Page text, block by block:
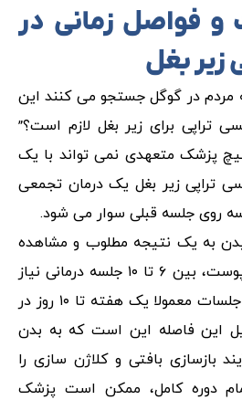
و فواصل زمانی در
زیر بغل
مردم در گوگل جستجو می کنند این
تراپی برای زیر بغل لازم است؟”
پزشک متعهدی نمی تواند با یک
تراپی زیر بغل یک درمان تجمعی
روی جلسه قبلی سوار می شود.
به یک نتیجه مطلوب و مشاهده
تغییر محسوس در رنگ پوست، بین ۶ تا ۱۰ جلسه درمانی نیاز
است. فواصل زمانی بین جلسات معمولا یک هفته تا ۱۰ روز در
این فاصله این است که به بدن
بازسازی بافتی و کلاژن سازی را
دوره کامل، ممکن است پزشک